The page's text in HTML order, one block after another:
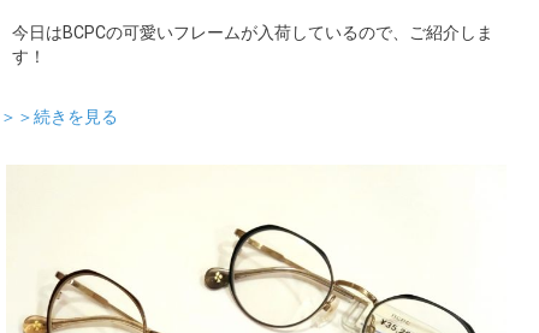
今日はBCPCの可愛いフレームが入荷しているので、ご紹介しま
す！
＞＞続きを見る